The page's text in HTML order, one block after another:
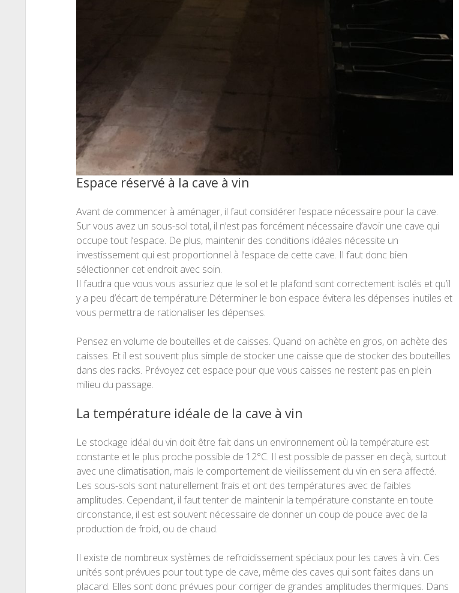
Espace réservé à la cave à vin
Avant de commencer à aménager, il faut considérer l’espace nécessaire pour la cave.
Sur vous avez un sous-sol total, il n’est pas forcément nécessaire d’avoir une cave qui
occupe tout l’espace. De plus, maintenir des conditions idéales nécessite un
investissement qui est proportionnel à l’espace de cette cave. Il faut donc bien
sélectionner cet endroit avec soin.
Il faudra que vous vous assuriez que le sol et le plafond sont correctement isolés et qu’il
y a peu d’écart de température.Déterminer le bon espace évitera les dépenses inutiles et
vous permettra de rationaliser les dépenses.
Pensez en volume de bouteilles et de caisses. Quand on achète en gros, on achète des
caisses. Et il est souvent plus simple de stocker une caisse que de stocker des bouteilles
dans des racks. Prévoyez cet espace pour que vous caisses ne restent pas en plein
milieu du passage.
La température idéale de la cave à vin
Le stockage idéal du vin doit être fait dans un environnement où la température est
constante et le plus proche possible de 12°C. Il est possible de passer en deçà, surtout
avec une climatisation, mais le comportement de vieillissement du vin en sera affecté.
Les sous-sols sont naturellement frais et ont des températures avec de faibles
amplitudes. Cependant, il faut tenter de maintenir la température constante en toute
circonstance, il est est souvent nécessaire de donner un coup de pouce avec de la
production de froid, ou de chaud.
Il existe de nombreux systèmes de refroidissement spéciaux pour les caves à vin. Ces
unités sont prévues pour tout type de cave, même des caves qui sont faites dans un
placard. Elles sont donc prévues pour corriger de grandes amplitudes thermiques. Dans